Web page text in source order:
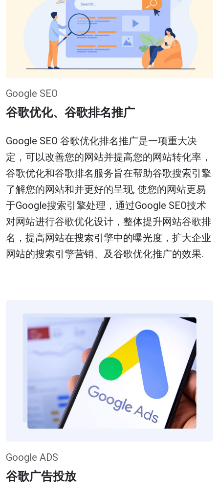
Google SEO
谷歌优化、谷歌排名推广
Google SEO 谷歌优化排名推广是一项重大决
定，可以改善您的网站并提高您的网站转化率，
谷歌优化和谷歌排名服务旨在帮助谷歌搜索引擎
了解您的网站和并更好的呈现, 使您的网站更易
于Google搜索引擎处理，通过Google SEO技术
对网站进行谷歌优化设计，整体提升网站谷歌排
名，提高网站在搜索引擎中的曝光度，扩大企业
网站的搜索引擎营销、及谷歌优化推广的效果.
Google ADS
谷歌广告投放